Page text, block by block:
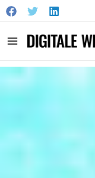
Main